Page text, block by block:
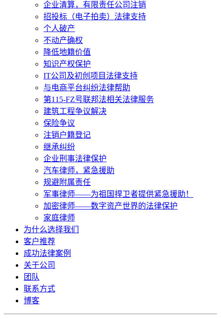
企业清算，有限责任公司注销
招投标（电子拍卖）法律支持
个人破产
不动产确权
降低地籍价值
知识产权保护
IT公司及初创项目法律支持
与电商平台纠纷法律帮助
第115-FZ号联邦法相关法律服务
建筑工程争议解决
保险争议
注销户籍登记
继承纠纷
企业刑事法律保护
汽车律师，紧急援助
规避附属责任
军事律师——为祖国捍卫者提供紧急援助！
加密律师——数字资产世界的法律保护
家庭律师
为什么选择我们
客户推荐
成功法律案例
关于公司
团队
联系方式
博客